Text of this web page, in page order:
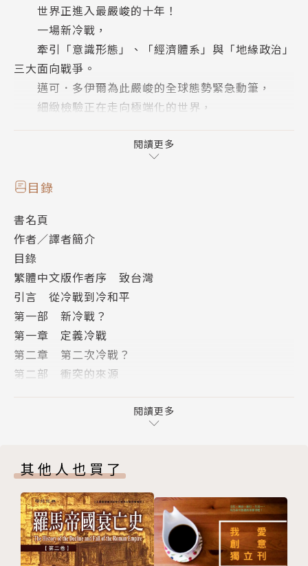
世界正進入最嚴峻的十年！
一場新冷戰，
牽引「意識形態」、「經濟體系」與「地緣政治」
三大面向戰爭。
邁可．多伊爾為此嚴峻的全球態勢緊急動筆，
細緻檢驗正在走向極端化的世界，
熱戰、冷戰、冷和平、暖和平。
無畏鷹派主戰浪潮與熊貓派一廂情願思維，
透徹國際情勢，寫成全球領袖爭相閱讀的權威巨
美國與台灣知名大學，指定必讀！
完整圖表呈現，無一遺漏！
右轉是冷戰，左轉是冷和平，
台灣、克里米亞、網路戰、氣候變遷，
世界局勢轉捩的四個核心議題，台灣是最關鍵樞
紐。
台灣，正處於衝突的正中央；
台灣，也是全球能否出現「冷和平」的關鍵，
目的在於摧毀對方的政治獨立或領土完整。
今日，人類需要的是「冷和平」，
以共同生存與全球繁榮為名，
擱置顛覆性和戲劇性的極端態度。
閱讀更多
目錄
書名頁
作者／譯者簡介
目錄
繁體中文版作者序 致台灣
引言 從冷戰到冷和平
第一部 新冷戰？
第一章 定義冷戰
第二章 第二次冷戰？
第二部 衝突的來源
第四章 統合民族主義式獨裁
第五章 自由資本主義式民主
利、日本和美國
第六章 義大利法西斯主義與美國政治
第七章 日本軍國主義與美國政策
第四部 冷和平
第八章 未來情境
閱讀更多
其他人也買了